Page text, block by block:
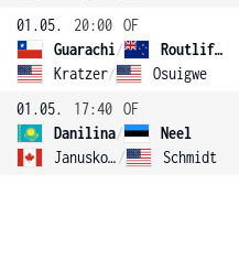
01.05. 20:00 OF
Guarachi/
Routliffe (1)
Kratzer/ Osuigwe
01.05.
17:40 OF
Danilina/
Neel
Januskova / Schmidt